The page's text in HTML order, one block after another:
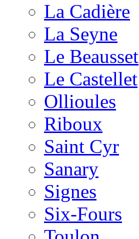
La Cadière
La Seyne
Le Beausset
Le Castellet
Ollioules
Riboux
Saint Cyr
Sanary
Signes
Six-Fours